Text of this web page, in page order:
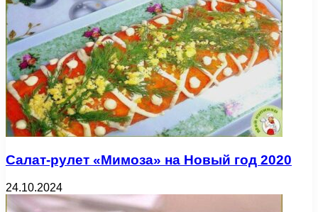
Салат-рулет «Мимоза» на Новый год 2020
24.10.2024